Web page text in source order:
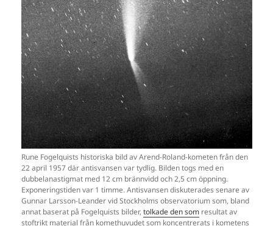
Rune Fogelquists historiska bild av Arend-Roland-kometen från den
22 april 1957 där antisvansen var tydlig. Bilden togs med en
dubbelanastigmat med 12 cm brännvidd och 2,5 cm öppning.
Exponeringstiden var 1 timme. Antisvansen diskuterades senare av
Gunnar Larsson-Leander vid Stockholms observatorium som, bland
annat baserat på Fogelquists bilder, tolkade den somresultat av
stoftrikt material från komethuvudet som koncentrerats i kometens